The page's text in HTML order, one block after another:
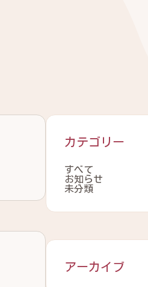
カテゴリー
すべて
お知らせ
未分類
アーカイブ